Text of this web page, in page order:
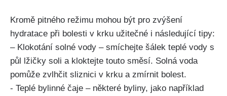
Kromě pitného režimu mohou být⁢ pro⁢ zvýšení⁣
hydratace ‌při bolesti ‍v krku užitečné i následující tipy:
– Klokotání solné vody‍ – ​smíchejte⁤ šálek ⁣teplé vody s
půl ⁢lžičky soli⁢ a kloktejte⁢ touto⁤ směsí. Solná voda
pomůže zvlhčit sliznici v‍ krku a zmírnit bolest.
-​ Teplé bylinné čaje – některé byliny,‍ jako ‍například